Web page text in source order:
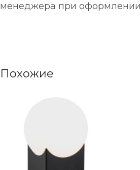
менеджера при оформлении
Похожие